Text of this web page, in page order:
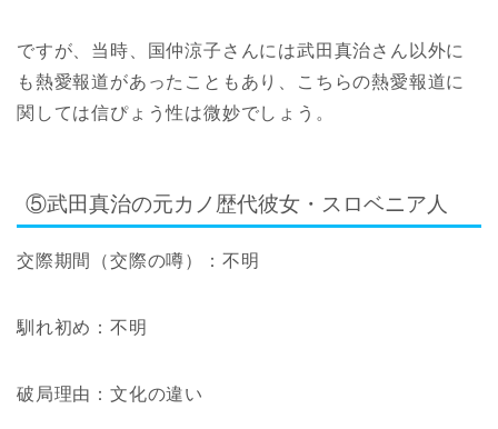
ですが、当時、国仲涼子さんには武田真治さん以外に
も熱愛報道があったこともあり、こちらの熱愛報道に
関しては信ぴょう性は微妙でしょう。
⑤武田真治の元カノ歴代彼女・スロベニア人
交際期間 （交際の噂） ：不明
馴れ初め：不明
破局理由：文化の違い